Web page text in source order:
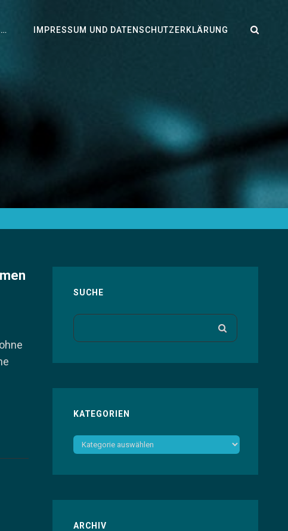
IMPRESSUM UND DATENSCHUTZERKLÄRUNG
SUCHE
Search
for:
KATEGORIEN
Kategorien
ARCHIV